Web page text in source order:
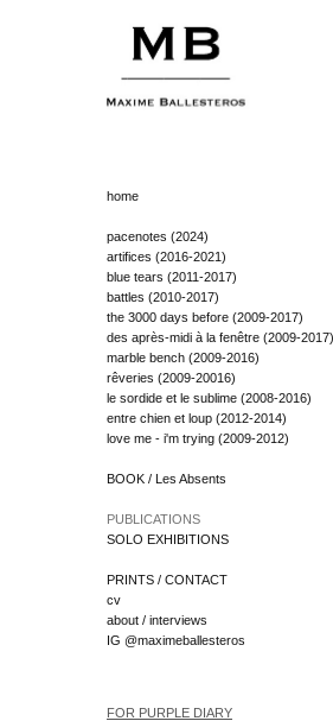
home
pacenotes (2024)
artifices (2016-2021)
blue tears (2011-2017)
battles (2010-2017)
the 3000 days before (2009-2017)
des après-midi à la fenêtre (2009-2017)
marble bench (2009-2016)
rêveries (2009-20016)
le sordide et le sublime (2008-2016)
entre chien et loup (2012-2014)
love me - i'm trying (2009-2012)
BOOK / Les Absents
PUBLICATIONS
SOLO EXHIBITIONS
PRINTS / CONTACT
cv
about / interviews
IG @maximeballesteros
FOR PURPLE DIARY